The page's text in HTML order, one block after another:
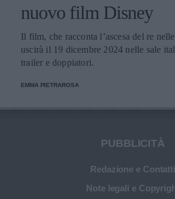
nuovo film Disney
Il film, che racconta l’ascesa del re
uscirà il 19 dicembre 2024 nelle sale
trailer e doppiatori.
EMMA PIETRAROSA
PUBBLICITÀ
Redazione e Contatti
Note legali e